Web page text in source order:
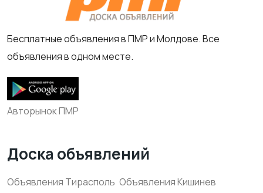
Бесплатные объявления в ПМР и Молдове. Все
объявления в одном месте.
Авторынок ПМР
Доска объявлений
Объявления Тирасполь Объявления Кишинев